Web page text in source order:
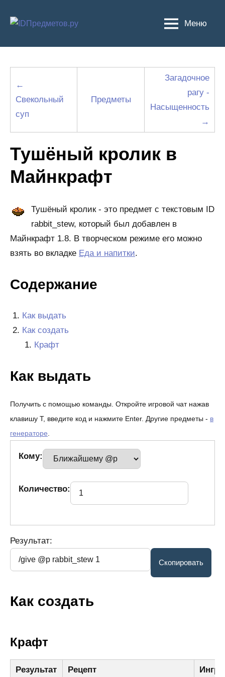
Меню
←
Свекольный
суп
Предметы
Загадочное
рагу -
Насыщенность
→
Тушёный кролик в
Майнкрафт
Тушёный кролик - это предмет с текстовым ID
rabbit_stew, который был добавлен в
Майнкрафт 1.8. В творческом режиме его можно
взять во вкладке Еда и напитки.
Содержание
Как выдать
Как создать
Крафт
Как выдать
Получить с помощью команды. Откройте игровой чат нажав
клавишу T, введите код и нажмите Enter. Другие предметы - в
генераторе.
Кому:
Количество:
Результат:
Как создать
Крафт
Результат Рецепт